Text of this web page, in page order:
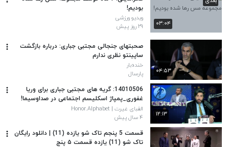
۰۳:۰۴
بودیم!
ویدیو ورزشی
۲۹ روز پیش
۰۴:۵۳
صحبتهای جنجالی مجتبی جباری: درباره بازگشت
ساپینتو نظری ندارم
خنده‌بار
پارسال
۱۲:۱۳
14010506: گریه های مجتبی جباری برای وریا
غفوری_پمپاژ اسکلیسم اجتماعی در صداوسیما!
الفبای غیرت | Honor.Alphabet
۴ سال پیش
قسمت 5 پنجم تاک شو یازده (11) | دانلود رایگان
تاک شو (11) یازده قسمت ۵ پنج